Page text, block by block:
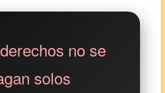
no se
solos